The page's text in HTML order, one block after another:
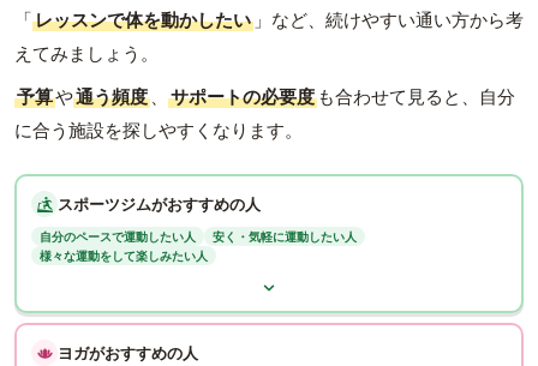
「レッスンで体を動かしたい 」など、続けやすい通い方から考
えてみましょう。
予算や通う頻度 、 サポートの必要度 も合わせて見ると、自分
に合う施設を探しやすくなります。
スポーツジムがおすすめの人
自分のペースで運動したい人
安く・気軽に運動したい人
様々な運動をして楽しみたい人
ヨガがおすすめの人